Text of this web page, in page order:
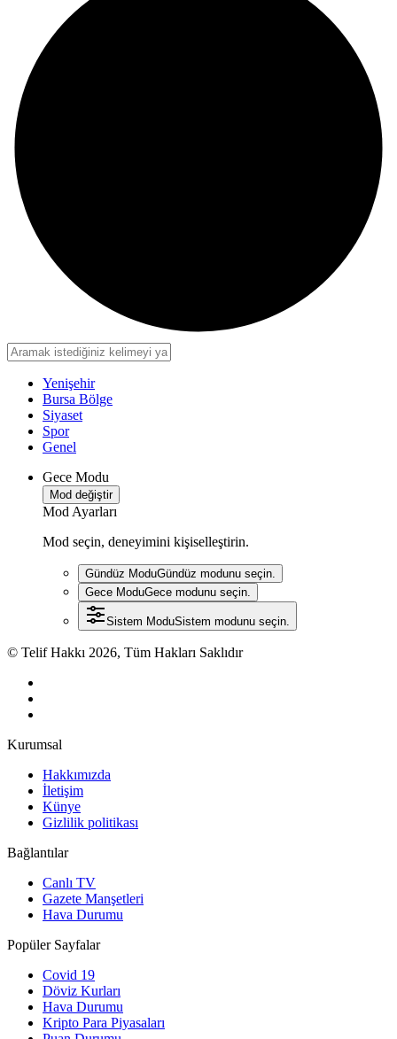
Yenişehir
Bursa Bölge
Siyaset
Spor
Genel
Gece Modu
Mod değiştir
Mod Ayarları
Mod seçin, deneyimini kişiselleştirin.
Gündüz ModuGündüz modunu seçin.
Gece ModuGece modunu seçin.
Sistem ModuSistem modunu seçin.
© Telif Hakkı 2026, Tüm Hakları Saklıdır
Kurumsal
Hakkımızda
İletişim
Künye
Gizlilik politikası
Bağlantılar
Canlı TV
Gazete Manşetleri
Hava Durumu
Popüler Sayfalar
Covid 19
Döviz Kurları
Hava Durumu
Kripto Para Piyasaları